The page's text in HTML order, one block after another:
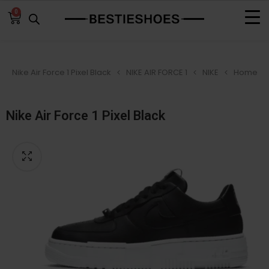
0
Home
NIKE
NIKE AIR FORCE 1
Nike Air Force 1 Pixel Black
Nike Air Force 1 Pixel Black